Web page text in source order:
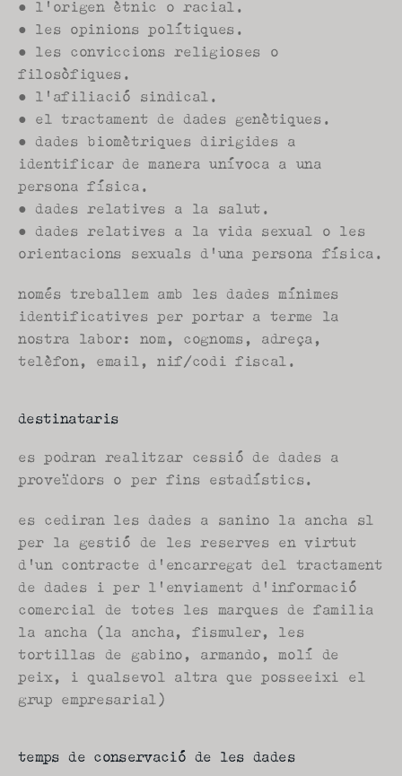
● l'origen ètnic o racial.
● les opinions polítiques.
● les conviccions religioses o
filosòfiques.
● l'afiliació sindical.
● el tractament de dades genètiques.
● dades biomètriques dirigides a
identificar de manera unívoca a una
persona física.
● dades relatives a la salut.
● dades relatives a la vida sexual o les
orientacions sexuals d'una persona física.
només treballem amb les dades mínimes
identificatives per portar a terme la
nostra labor: nom, cognoms, adreça,
telèfon, email, nif/codi fiscal.
destinataris
es podran realitzar cessió de dades a
proveïdors o per fins estadístics.
es cediran les dades a sanino la ancha sl
per la gestió de les reserves en virtut
d'un contracte d'encarregat del tractament
de dades i per l'enviament d'informació
comercial de totes les marques de familia
la ancha (la ancha, fismuler, les
tortillas de gabino, armando, molí de
peix, i qualsevol altra que posseeixi el
grup empresarial)
temps de conservació de les dades